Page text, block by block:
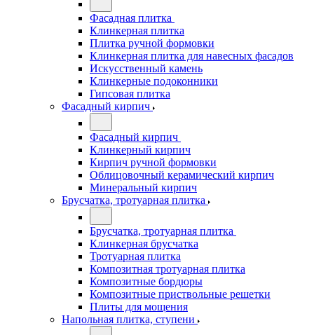
Фасадная плитка
Клинкерная плитка
Плитка ручной формовки
Клинкерная плитка для навесных фасадов
Искусственный камень
Клинкерные подоконники
Гипсовая плитка
Фасадный кирпич
Фасадный кирпич
Клинкерный кирпич
Кирпич ручной формовки
Облицовочный керамический кирпич
Минеральный кирпич
Брусчатка, тротуарная плитка
Брусчатка, тротуарная плитка
Клинкерная брусчатка
Тротуарная плитка
Композитная тротуарная плитка
Композитные бордюры
Композитные приствольные решетки
Плиты для мощения
Напольная плитка, ступени